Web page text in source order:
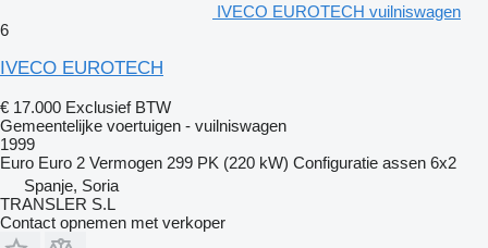
IVECO EUROTECH vuilniswagen
6
IVECO EUROTECH
€ 17.000 Exclusief BTW
Gemeentelijke voertuigen - vuilniswagen
1999
Euro Euro 2 Vermogen 299 PK (220 kW) Configuratie assen 6x2
Spanje, Soria
TRANSLER S.L
Contact opnemen met verkoper